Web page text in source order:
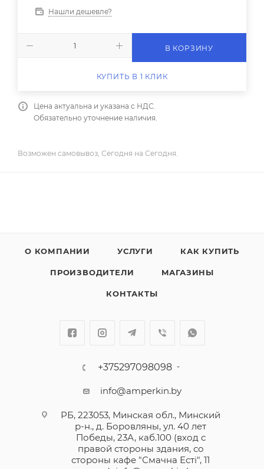
Нашли дешевле?
В КОРЗИНУ
КУПИТЬ В 1 КЛИК
Цена актуальна и указана с НДС.
Обязательно уточнение наличия.
Возможен самовывоз, Сегодня на Сегодня.
О КОМПАНИИ УСЛУГИ КАК КУПИТЬ
ПРОИЗВОДИТЕЛИ МАГАЗИНЫ
КОНТАКТЫ
+375297098098
info@amperkin.by
РБ, 223053, Минская обл., Минский
р-н., д. Боровляны, ул. 40 лет
Победы, 23А, каб.100 (вход с
правой стороны здания, со
стороны кафе "Смачна Естi", 11